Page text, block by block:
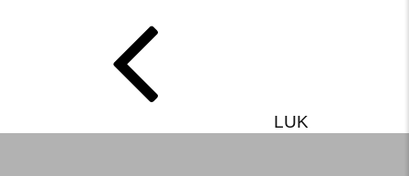
LUK